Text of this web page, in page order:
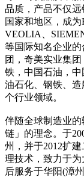
品质，产品不仅
国家和地区，成
VEOLIA、
等国际知名企业
团，奇美实业集
铁，中国石油，中
油石化、钢铁、
个行业领域。
伴随全球制造业
链」的理念。于
州，并于2012扩
理技术，致力于
后服务于华阳(漳